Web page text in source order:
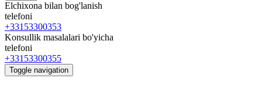
Elchixona bilan bog'lanish
telefoni
+33153300353
Konsullik masalalari bo'yicha
telefoni
+33153300355
Toggle navigation